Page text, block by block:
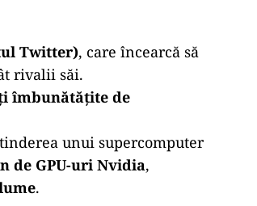
Twitter), care încearcă să
rivalii săi.
îmbunătățite de
unui supercomputer
de GPU-uri Nvidia,
.